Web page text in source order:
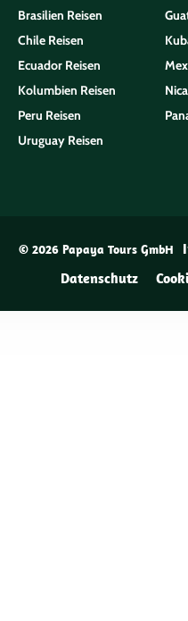
Brasilien Reisen
Chile Reisen
Ecuador Reisen
Kolumbien Reisen
Peru Reisen
Uruguay Reisen
© 2026 Papaya Tours GmbH
Datenschutz